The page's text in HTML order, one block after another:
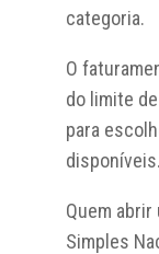
categoria.
O
do limite
para
disponíveis.
Quem
Simples